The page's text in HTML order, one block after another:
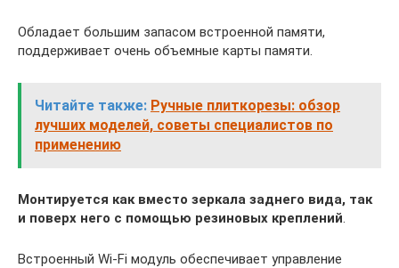
Обладает большим запасом встроенной памяти,
поддерживает очень объемные карты памяти.
Читайте также: Ручные плиткорезы: обзор
лучших моделей, советы специалистов по
применению
Монтируется как вместо зеркала заднего вида, так
и поверх него с помощью резиновых креплений.
Встроенный Wi-Fi модуль обеспечивает управление